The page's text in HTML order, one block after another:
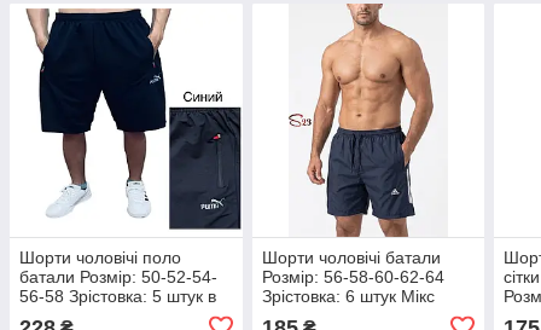
Шорти чоловічі поло
батали Розмір: 50-52-54-
56-58 Зрістовка: 5 штук в
Шорти чоловічі батали
Розмір: 56-58-60-62-64
Зрістовка: 6 штук Мікс
кольору Ткань: трикотаж